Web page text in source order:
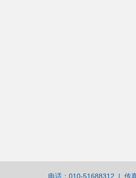
电话：010-51688312 | 传